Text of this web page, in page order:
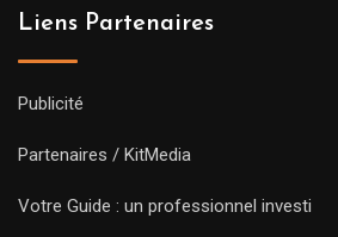
Liens Partenaires
Publicité
Partenaires / KitMedia
Votre Guide : un professionnel investi